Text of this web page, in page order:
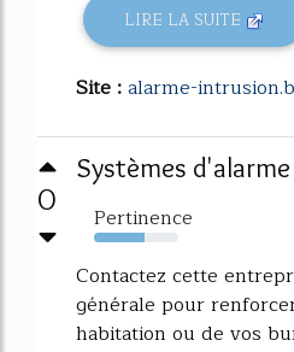
LIRE LA SUITE
Site :alarme-
0
Systèmes
Pertinence
60%
Contactez cette
générale pour
habitation ou de vos